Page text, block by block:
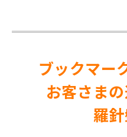
ブックマー
お客さま
羅